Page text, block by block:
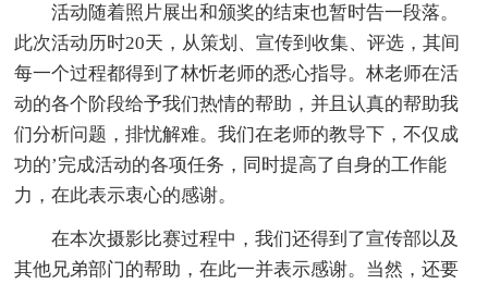
活动随着照片展出和颁奖的结束也暂时告一段落。
此次活动历时20天，从策划、宣传到收集、评选，其间
每一个过程都得到了林忻老师的悉心指导。林老师在活
动的各个阶段给予我们热情的帮助，并且认真的帮助我
们分析问题，排忧解难。我们在老师的教导下，不仅成
功的’完成活动的各项任务，同时提高了自身的工作能
力，在此表示衷心的感谢。
在本次摄影比赛过程中，我们还得到了宣传部以及
其他兄弟部门的帮助，在此一并表示感谢。当然，还要